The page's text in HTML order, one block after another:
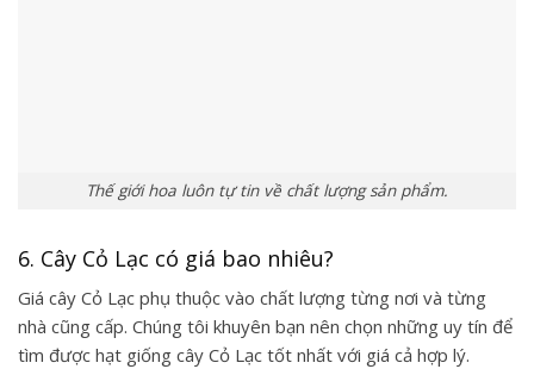
Thế giới hoa luôn tự tin về chất lượng sản phẩm.
6. Cây Cỏ Lạc có giá bao nhiêu?
Giá cây Cỏ Lạc phụ thuộc vào chất lượng từng nơi và từng
nhà cũng cấp. Chúng tôi khuyên bạn nên chọn những uy tín để
tìm được hạt giống cây Cỏ Lạc tốt nhất với giá cả hợp lý.